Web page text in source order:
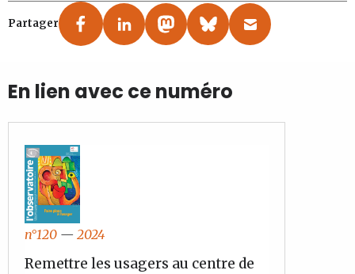
Partager
En lien avec ce numéro
n°120 — 2024
Remettre les usagers au centre de